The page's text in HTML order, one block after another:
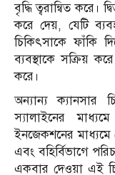
বৃদ্ধি ত্বরান্বিত
করে দেয়, যেটি
চিকিৎসাকে ফাঁকি
ব্যবস্থাকে সক্রিয়
করে।
অন্যান্য ক্যানসার
স্যালাইনের
ইনজেকশনের
এবং বহির্বিভাগে
একবার দেওয়া এই